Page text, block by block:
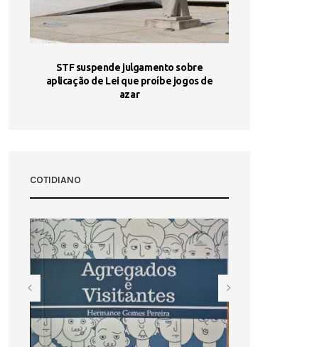
STF suspende julgamento sobre
aplicação de Lei que proíbe jogos de
azar
COTIDIANO